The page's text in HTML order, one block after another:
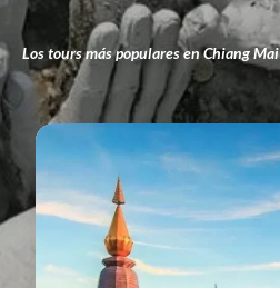
Los tours más populares en Chiang Mai